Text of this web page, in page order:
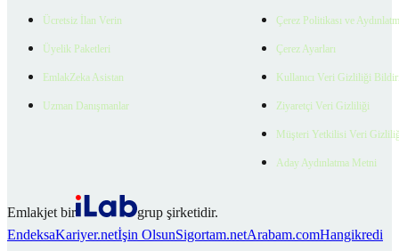
Ücretsiz İlan Verin
Üyelik Paketleri
EmlakZeka Asistan
Uzman Danışmanlar
Çerez Politikası ve
Çerez Ayarları
Kullanıcı Veri Gizliliği
Ziyaretçi Veri Gizliliği
Müşteri Yetkilisi Veri
Aday Aydınlatma Metni
Emlakjet bir
grup şirketidir.
EndeksaKariyer.netİşin OlsunSigortam.netArabam.comHangikredi